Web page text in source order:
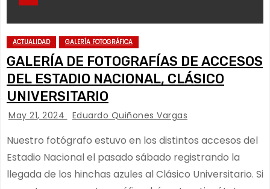
ACTUALIDAD GALERÍA FOTOGRÁFICA
GALERÍA DE FOTOGRAFÍAS DE ACCESOS
DEL ESTADIO NACIONAL, CLÁSICO
UNIVERSITARIO
May 21, 2024 Eduardo Quiñones Vargas
Nuestro fotógrafo estuvo en los distintos accesos del
Estadio Nacional el pasado sábado registrando la
llegada de los hinchas azules al Clásico Universitario. Si